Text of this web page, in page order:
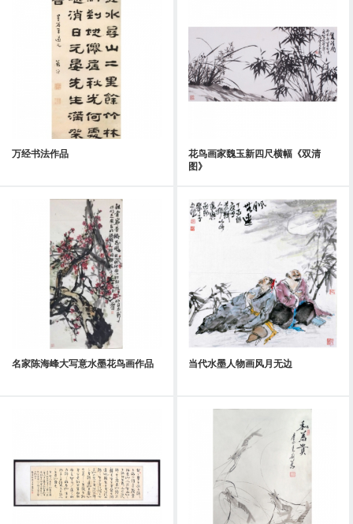
万经书法作品
花鸟画家魏玉新四尺横幅《双清
图》
名家陈海峰大写意水墨花鸟画作品 当代水墨人物画风月无边